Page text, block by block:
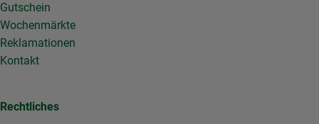
Gutschein
Wochenmärkte
Reklamationen
Kontakt
Rechtliches